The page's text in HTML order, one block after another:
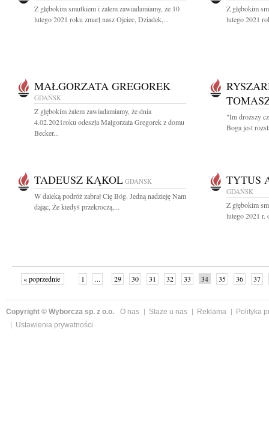
Z głębokim smutkiem i żalem zawiadamiamy, że 10
lutego 2021 roku zmarł nasz Ojciec, Dziadek,...
Z głębokim
lutego 2021
MAŁGORZATA GREGOREK
GDAŃSK
Z głębokim żalem zawiadamiamy, że dnia
4.02.2021roku odeszła Małgorzata Gregorek z domu
Becker...
"Im droższy
Boga jest
TADEUSZ KĄKOL GDAŃSK
W daleką podróż zabrał Cię Bóg. Jedną nadzieję Nam
dając, Że kiedyś przekroczą,...
TYTUS
GDAŃSK
Z głębokim
lutego 2021 r.
« poprzednie 1 ... 29 30 31 32 33 34 35 36
37
Copyright © Wyborcza sp. z o.o. O nas Staże u nas Reklama
Polityka
Ustawienia prywatności